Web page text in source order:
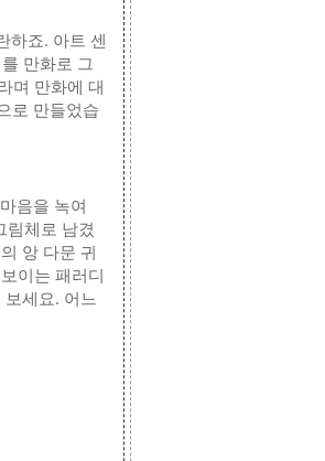
하죠. 아트 센
만화로 그
며 만화에 대
로 만들었습
음을 녹여
림체로 남겼
앙 다문 귀
이는 패러디
세요. 어느